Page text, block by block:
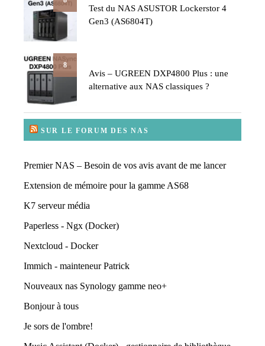
Test du NAS ASUSTOR Lockerstor 4
Gen3 (AS6804T)
8
Avis – UGREEN DXP4800 Plus : une
alternative aux NAS classiques ?
SUR LE FORUM DES NAS
Premier NAS – Besoin de vos avis avant de me lancer
Extension de mémoire pour la gamme AS68
K7 serveur média
Paperless - Ngx (Docker)
Nextcloud - Docker
Immich - mainteneur Patrick
Nouveaux nas Synology gamme neo+
Bonjour à tous
Je sors de l'ombre!